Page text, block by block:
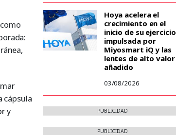
cápsula
y
Hoya acelera el
crecimiento en el
inicio de su ejercicio
impulsada por
Miyosmart iQ y las
lentes de alto valor
añadido
03/08/2026
PUBLICIDAD
PUBLICIDAD